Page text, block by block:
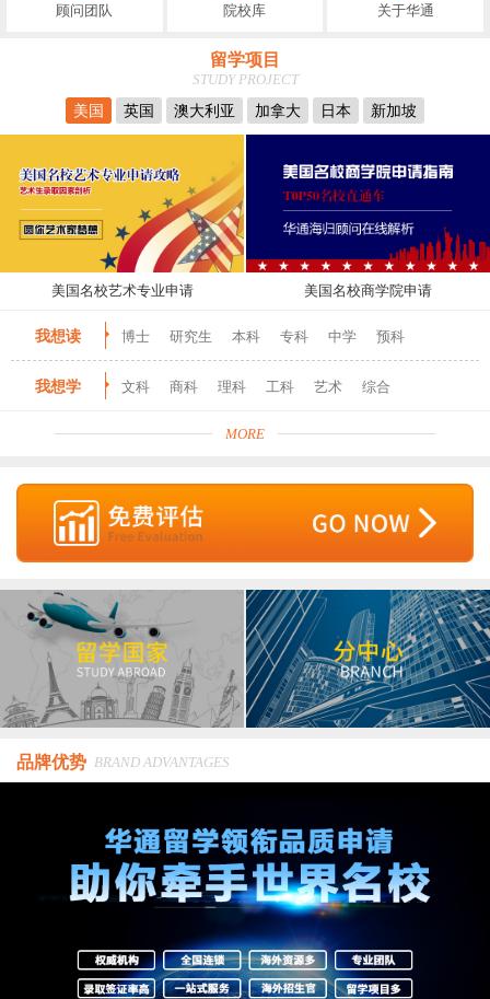
顾问团队 院校库 关于华通
留学项目
STUDY PROJECT
美国
英国 澳大利亚 加拿大 日本 新加坡
美国名校艺术专业申请 美国名校商学院申请
我想读 博士 研究生 本科 专科 中学 预科
我想学 文科 商科 理科 工科 艺术 综合
MORE
品牌优势 BRAND ADVANTAGES